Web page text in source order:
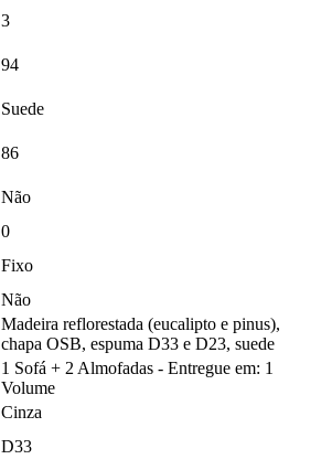
3
94
Suede
86
Não
0
Fixo
Não
Madeira reflorestada (eucalipto e pinus),
chapa OSB, espuma D33 e D23, suede
1 Sofá + 2 Almofadas - Entregue em: 1
Volume
Cinza
D33